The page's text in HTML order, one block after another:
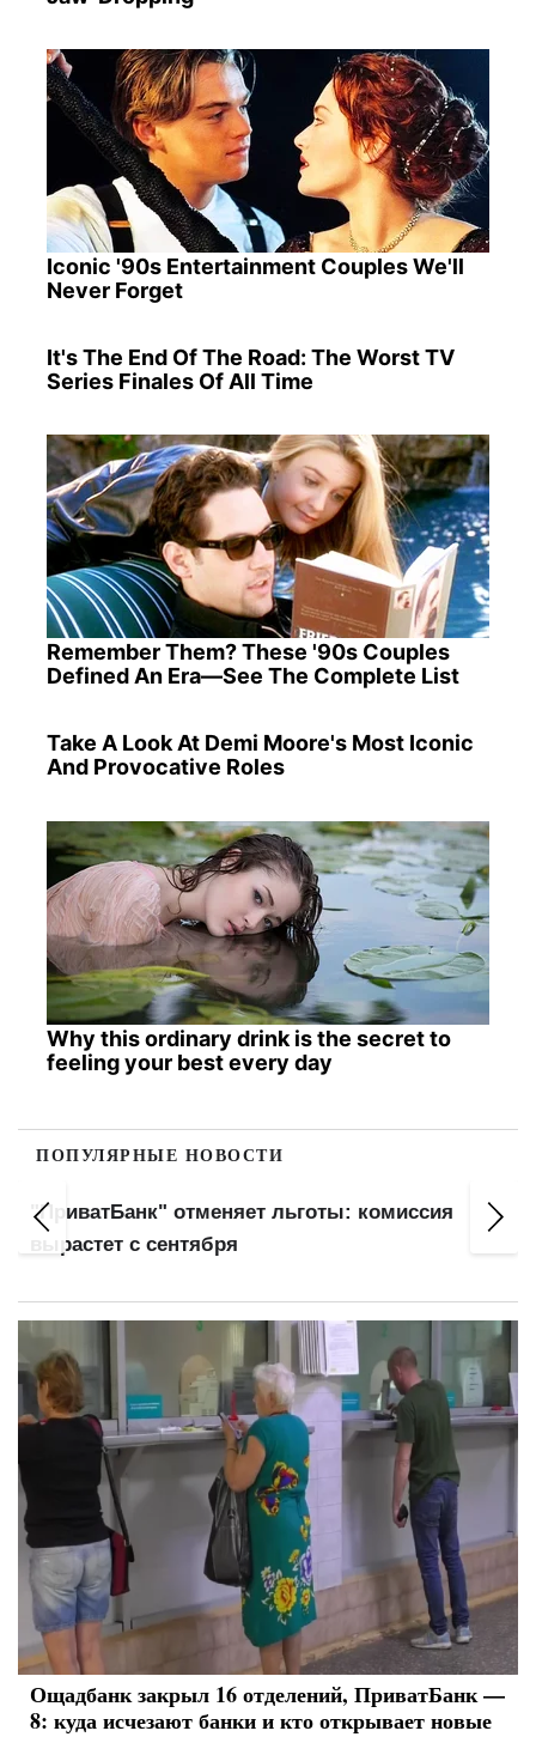
Iconic '90s Entertainment Couples We'll
Never Forget
It's The End Of The Road: The Worst TV
Series Finales Of All Time
Remember Them? These '90s Couples
Defined An Era—See The Complete List
Take A Look At Demi Moore's Most Iconic
And Provocative Roles
Why this ordinary drink is the secret to
feeling your best every day
ПОПУЛЯРНЫЕ НОВОСТИ
"ПриватБанк" отменяет льготы: комиссия
вырастет с сентября
Ощадбанк закрыл 16 отделений, ПриватБанк —
8: куда исчезают банки и кто открывает новые